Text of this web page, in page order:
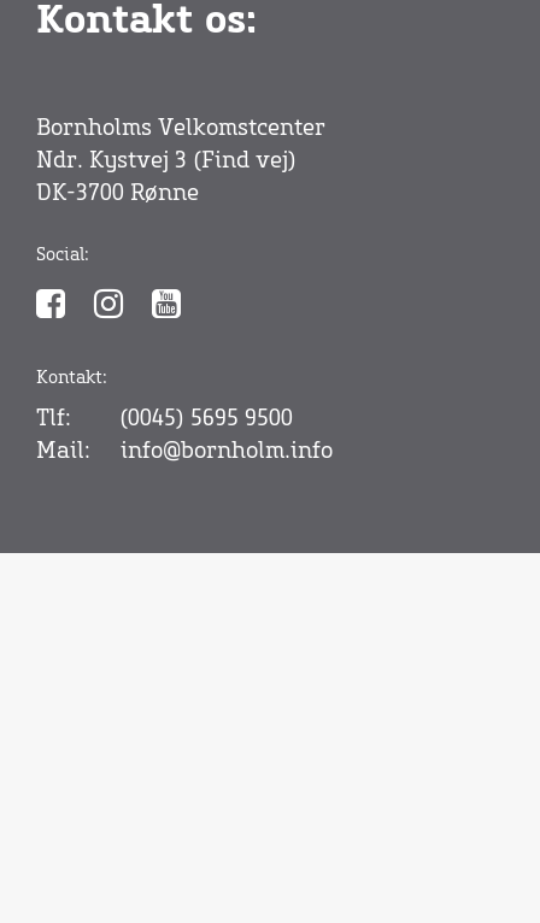
Kontakt os:
Bornholms Velkomstcenter
Ndr. Kystvej 3 (Find vej)
DK-3700 Rønne
Social:
Kontakt:
Tlf:
(0045) 5695 9500
Mail:
info@bornholm.info